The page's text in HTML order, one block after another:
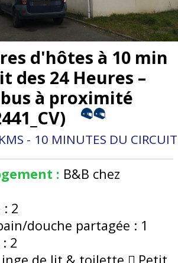
d'hôtes à 10 min
des 24 Heures –
à proximité
)
KMS 10 MINUTES DU CIRCUIT
: B&B chez
: 2
douche partagée : 1
2